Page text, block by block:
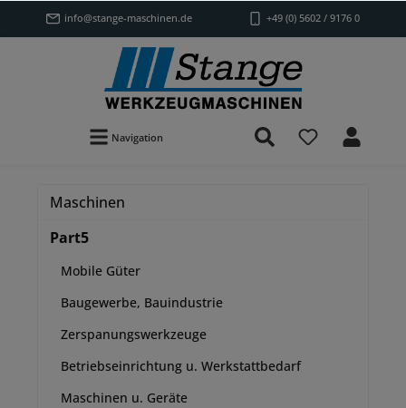
info@stange-maschinen.de +49 (0) 5602 / 9176 0
Navigation
Maschinen
Part5
Mobile Güter
Baugewerbe, Bauindustrie
Zerspanungswerkzeuge
Betriebseinrichtung u. Werkstattbedarf
Maschinen u. Geräte